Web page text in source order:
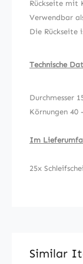
Rückseite mit
Verwendbar
Die Rückseite
Technische
Durchmesser
Körnungen 40
Im
25x
Similar